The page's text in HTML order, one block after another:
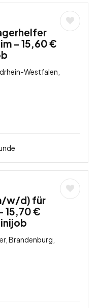
– 15,60 €
Westfalen,
w/d) für
15,70 €
Brandenburg,